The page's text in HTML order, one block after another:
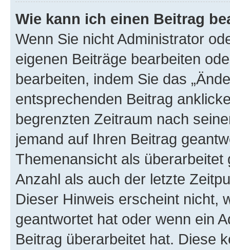
Wie kann ich einen Beitrag
Wenn Sie nicht Administrator
eigenen Beiträge bearbeiten
bearbeiten, indem Sie das
entsprechenden Beitrag
begrenzten Zeitraum nach
jemand auf Ihren Beitrag
Themenansicht als
Anzahl als auch der letzte
Dieser Hinweis erscheint nicht,
geantwortet hat oder wenn ein
Beitrag überarbeitet hat. Diese